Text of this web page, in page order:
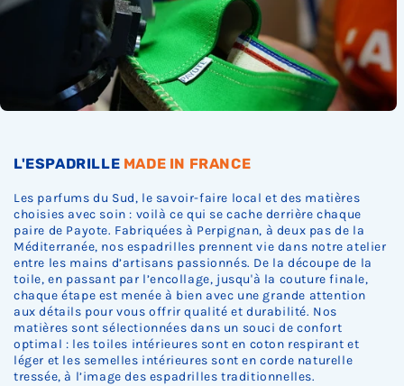
c
k
k
k
.
c
L'ESPADRILLE MADE IN FRANCE
Les parfums du Sud, le savoir-faire local et des matières
choisies avec soin : voilà ce qui se cache derrière chaque
paire de Payote. Fabriquées à Perpignan, à deux pas de la
Méditerranée, nos espadrilles prennent vie dans notre atelier
entre les mains d’artisans passionnés. De la découpe de la
toile, en passant par l’encollage, jusqu'à la couture finale,
chaque étape est menée à bien avec une grande attention
aux détails pour vous offrir qualité et durabilité. Nos
matières sont sélectionnées dans un souci de confort
optimal : les toiles intérieures sont en coton respirant et
léger et les semelles intérieures sont en corde naturelle
tressée, à l’image des espadrilles traditionnelles.